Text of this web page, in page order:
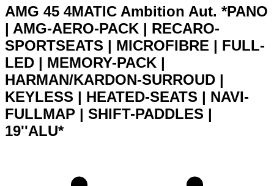
AMG 45 4MATIC Ambition Aut. *PANO
| AMG-AERO-PACK | RECARO-
SPORTSEATS | MICROFIBRE | FULL-
LED | MEMORY-PACK |
HARMAN/KARDON-SURROUD |
KEYLESS | HEATED-SEATS | NAVI-
FULLMAP | SHIFT-PADDLES |
19''ALU*